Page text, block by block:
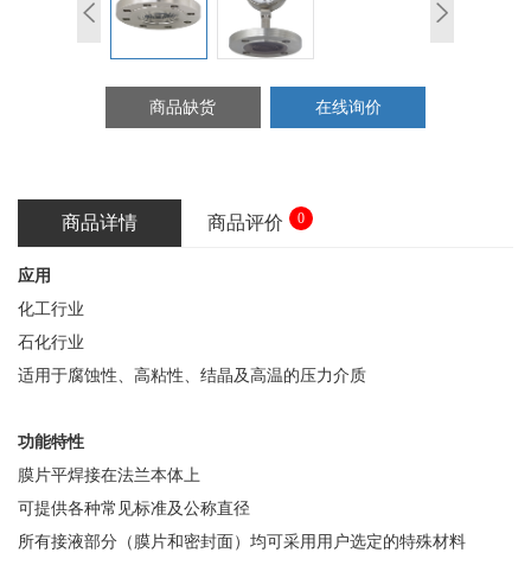
商品缺货 在线询价
商品详情 商品评价 0
应用
化工行业
石化行业
适用于腐蚀性、高粘性、结晶及高温的压力介质
功能特性
膜片平焊接在法兰本体上
可提供各种常见标准及公称直径
所有接液部分（膜片和密封面）均可采用用户选定的特殊材料